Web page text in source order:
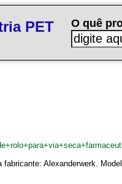
PET O quê
Alexanderwerk.